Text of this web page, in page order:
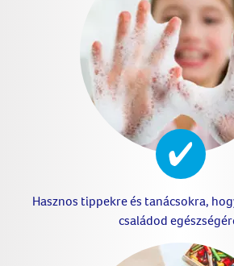
Hasznos tippekre és tanácsokra,
családod